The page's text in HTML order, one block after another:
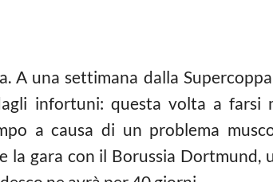
A una settimana dalla
infortuni: questa volta a farsi
a causa di un problema
gara con il Borussia Dortmund,